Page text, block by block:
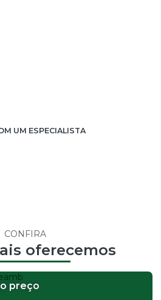
UM ESPECIALISTA
CONFIRA
oferecemos
preço